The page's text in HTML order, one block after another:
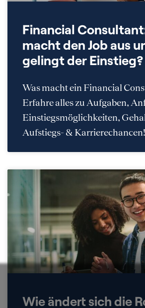
Financial
macht den Job aus
gelingt der Einstieg?
Was macht ein Financial
Erfahre alles zu Aufgaben,
Einstiegsmöglichkeiten,
Aufstiegs- & Karrierechancen!
Wie ändert sich die